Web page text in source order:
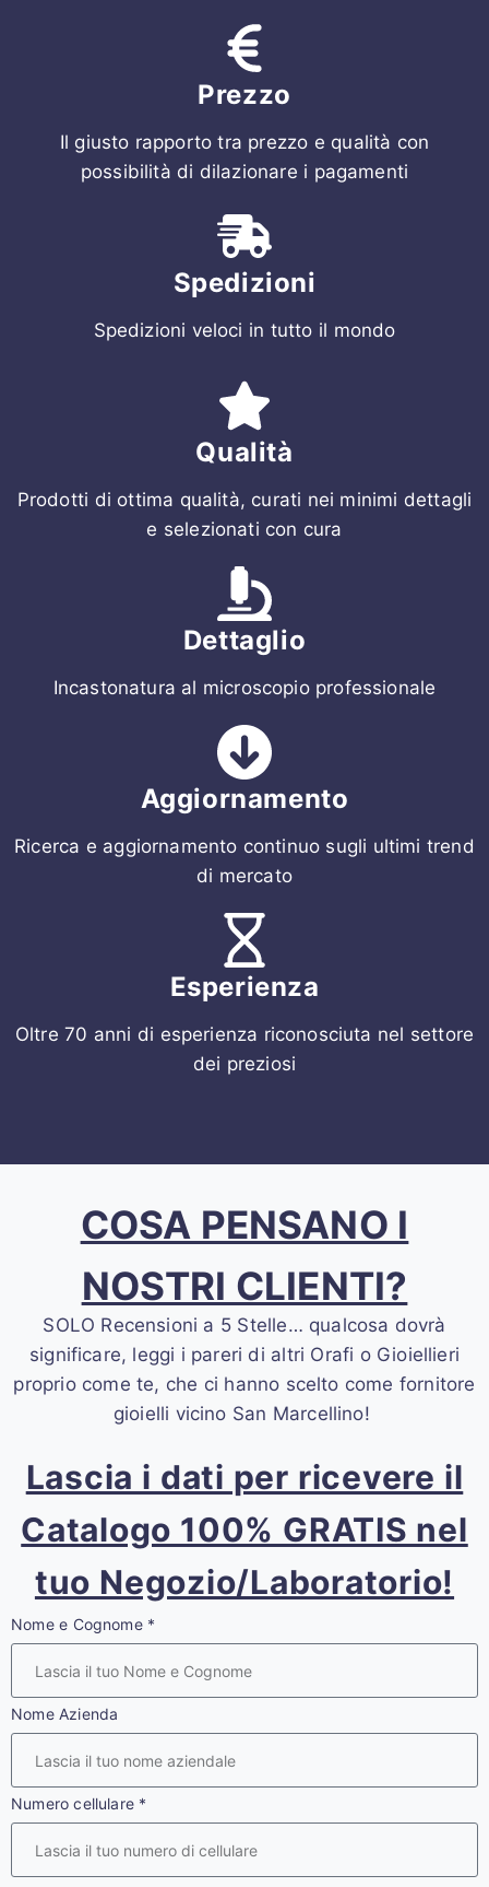
Prezzo
Il giusto rapporto tra prezzo e qualità con
possibilità di dilazionare i pagamenti
Spedizioni
Spedizioni veloci in tutto il mondo
Qualità
Prodotti di ottima qualità, curati nei minimi dettagli
e selezionati con cura
Dettaglio
Incastonatura al microscopio professionale
Aggiornamento
Ricerca e aggiornamento continuo sugli ultimi trend
di mercato
Esperienza
Oltre 70 anni di esperienza riconosciuta nel settore
dei preziosi
COSA PENSANO I
NOSTRI CLIENTI?
SOLO Recensioni a 5 Stelle… qualcosa dovrà
significare, leggi i pareri di altri Orafi o Gioiellieri
proprio come te, che ci hanno scelto come fornitore
gioielli vicino San Marcellino!
Lascia i dati per ricevere il
Catalogo 100% GRATIS nel
tuo Negozio/Laboratorio!
Nome e Cognome *
Nome Azienda
Numero cellulare *